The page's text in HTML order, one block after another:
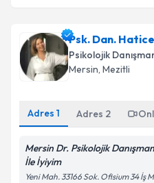
Psk. Dan.
Psikolojik
Mersin, Mezitli
Adres 1 Adres 2
Mersin Dr. Psikolojik
İle İyiyim
Yeni Mah. 33166 Sok. Ofisium 34 İş